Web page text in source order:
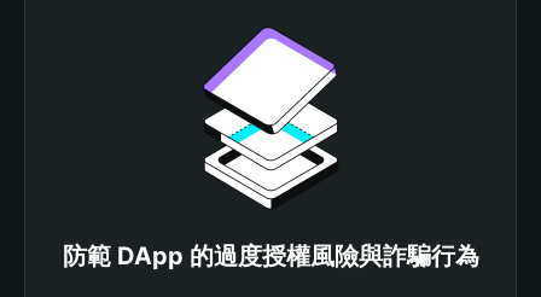
防範 DApp 的過度授權風險與詐騙行為